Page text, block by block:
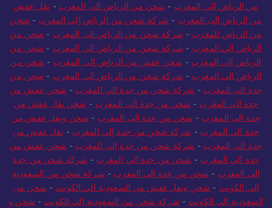
من الرياض الي المغرب - شحن من الرياض الي المغرب - نقل عفش
من الرياض الى المغرب - شركة شحن من الرياض إلى المغرب - شحن
من الرياض للمغرب - شركة شحن من الرياض الى المغرب - شحن من
الرياض الي المغرب - شركة شحن من الرياض الي المغرب - شحن من
الرياض إلى المغرب - شحن عفش من الرياض الى المغرب - شحن من
الرياض الي المغرب - شركة شحن من الرياض الي المغرب - شحن من
جدة الى المغرب - شركة شحن من جدة الي المغرب - شحن عفش من
جدة الى المغرب - شحن من جدة الى المغرب - شحن نقل عفش من
جدة الى المغرب - شحن من جدة الى المغرب - شحن ونقل عفش من
جدة الي المغرب - شركة شحن من جدة إلى المغرب - نقل عفش من
جدة الى المغرب - شركة شحن من جدة إلى المغرب - شحن عفش من
جدة الي المغرب - شحن من جدة الي المغرب - شركة شحن من جدة
الي المغرب - شحن من جدة الي المغرب - شركة شحن من السعودية
الى الكويت - شحن ونقل عفش من السعودية الي الكويت - شحن من
السعودية الى الكويت - شركة شحن من السعودية الي الكويت - شحن و